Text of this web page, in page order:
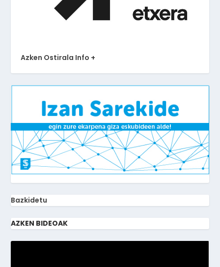
Azken Ostirala Info +
Bazkidetu
AZKEN BIDEOAK